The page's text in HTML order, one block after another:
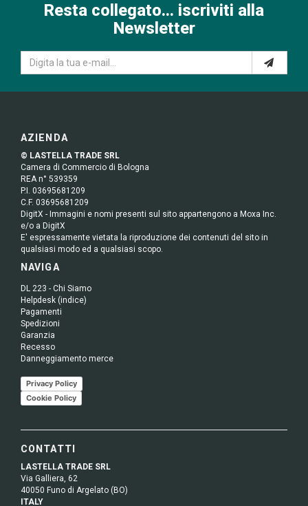
Resta collegato... iscriviti alla
Newsletter
AZIENDA
© LASTELLA TRADE SRL
Camera di Commercio di Bologna
REA n° 539359
P.I. 03695681209
C.F. 03695681209
DigitX - Immagini e nomi presenti sul sito appartengono a Moxa Inc.
e/o a DigitX
E' espressamente vietata la riproduzione dei contenuti del sito in
qualsiasi modo ed a qualsiasi scopo.
NAVIGA
DL 223 - Chi Siamo
Helpdesk (indice)
Pagamenti
Spedizioni
Garanzia
Recesso
Danneggiamento merce
Privacy Policy
Cookie Policy
CONTATTI
LASTELLA TRADE SRL
Via Galliera, 62
40050 Funo di Argelato (BO)
ITALY